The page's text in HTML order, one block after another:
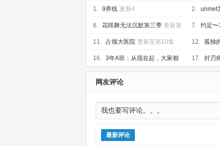
1. 9界线 更新4 2. unmet
4
6. 花咲舞无法沉默第三季 更新第
09集
7. 约定〜
04集
11. 占领大医院 更新至第10集 12. 孤独
第12集
16. 3年A班：从现在起，大家都
是人质 更新第10集
17. 封刃
网友评论
最新评论